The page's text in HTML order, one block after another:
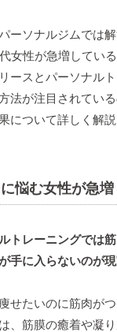
ーソナルジムでは
女性が急増してい
ースとパーソナル
法が注目されてい
について詳しく解説
悩む女性が急
トレーニングでは筋
手に入らないのが現
せたいのに筋肉がつ
、筋膜の癒着や凝